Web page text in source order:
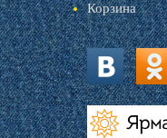
Корзина
vk.com ok.ru